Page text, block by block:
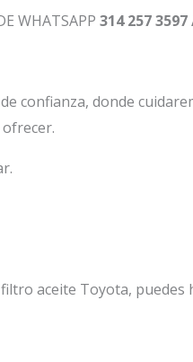
WHATSAPP 314 257
confianza, donde
aceite Toyota, puedes